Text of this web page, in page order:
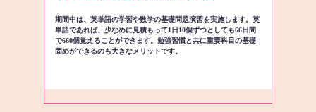
期間中は、英単語の学習や数学の基礎問題演習を実施します。英
単語であれば、少なめに見積もって1日10個ずつとしても66日間
で660個覚えることができます。勉強習慣と共に重要科目の基礎
固めができるのも大きなメリットです。